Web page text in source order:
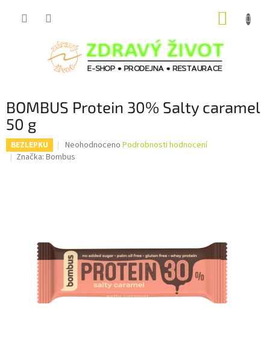
BOMBUS Protein 30% Salty caramel
50 g
BEZLEPKU
Průměrné
hodnocení
Neohodnoceno Podrobnosti hodnocení
Značka: Bombus